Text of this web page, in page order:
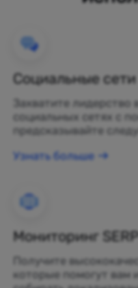
Социальные сети
Захватите лидерство
социальных сетях с
предсказывайте
Узнать больше
Мониторинг
Получите
которые помогут вам